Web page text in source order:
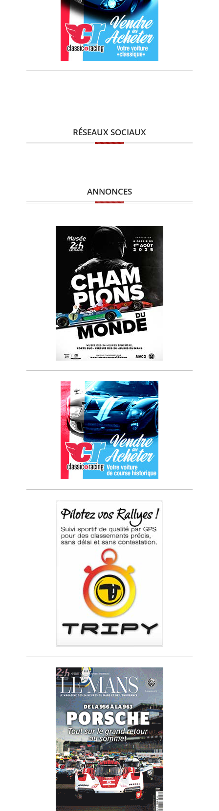
RÉSEAUX SOCIAUX
ANNONCES